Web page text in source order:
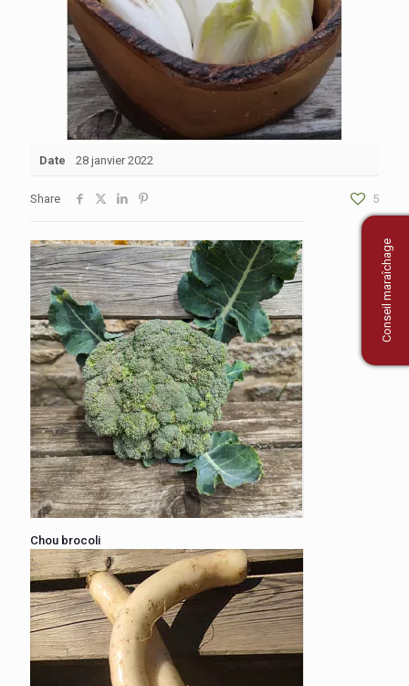
Date 28 janvier 2022
Share 5
Chou brocoli
Conseil maraîchage